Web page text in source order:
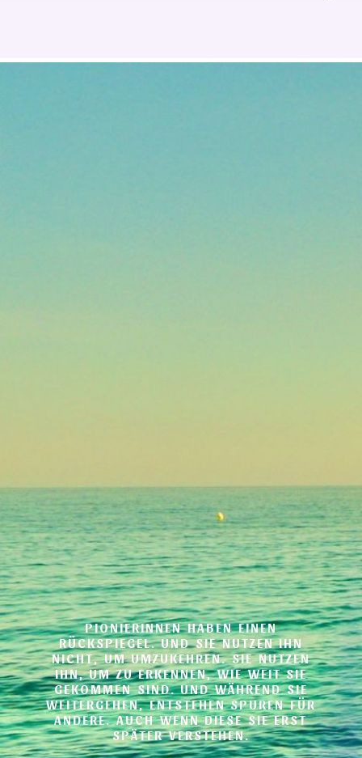
PIONIERINNEN HABEN EINEN
RÜCKSPIEGEL. UND SIE NUTZEN IHN
NICHT, UM UMZUKEHREN. SIE NUTZEN
IHN, UM ZU ERKENNEN, WIE WEIT SIE
GEKOMMEN SIND. UND WÄHREND SIE
WEITERGEHEN, ENTSTEHEN SPUREN FÜR
ANDERE. AUCH WENN DIESE SIE ERST
SPÄTER VERSTEHEN.